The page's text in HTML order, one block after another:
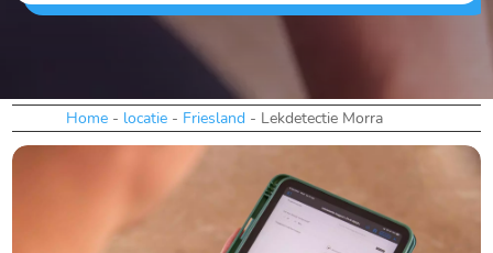
Home - locatie - Friesland - Lekdetectie Morra